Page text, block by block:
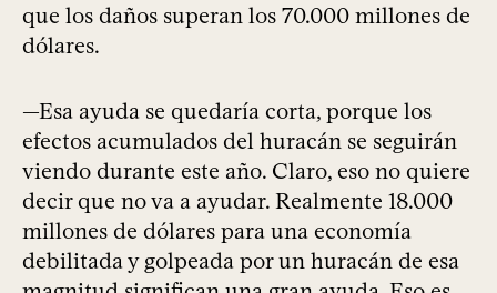
que los daños superan los 70.000 millones de
dólares.
—Esa ayuda se quedaría corta, porque los
efectos acumulados del huracán se seguirán
viendo durante este año. Claro, eso no quiere
decir que no va a ayudar. Realmente 18.000
millones de dólares para una economía
debilitada y golpeada por un huracán de esa